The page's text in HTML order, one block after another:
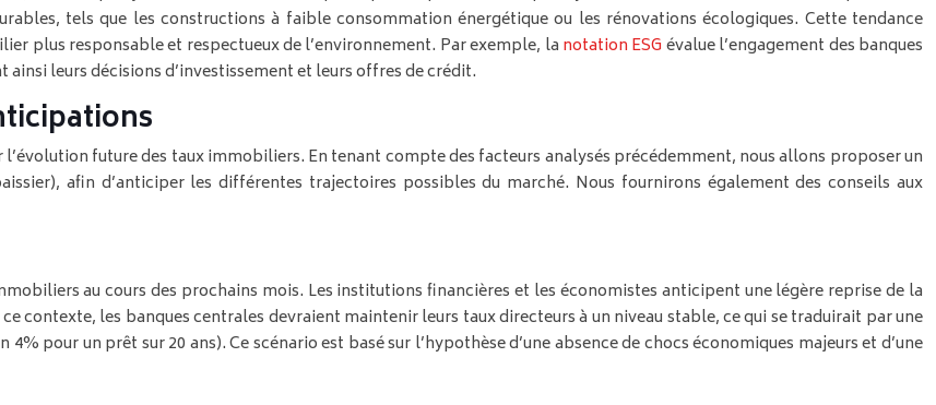
tels que les constructions à faible consommation énergétique ou les rénovations écologiques. Cette tendance
plus responsable et respectueux de l’environnement. Par exemple, la notation ESG évalue l’engagement des banques
leurs décisions d’investissement et leurs offres de crédit.
future des taux immobiliers. En tenant compte des facteurs analysés précédemment, nous allons proposer un
afin d’anticiper les différentes trajectoires possibles du marché. Nous fournirons également des conseils aux
au cours des prochains mois. Les institutions financières et les économistes anticipent une légère reprise de la
contexte, les banques centrales devraient maintenir leurs taux directeurs à un niveau stable, ce qui se traduirait par une
pour un prêt sur 20 ans). Ce scénario est basé sur l’hypothèse d’une absence de chocs économiques majeurs et d’une